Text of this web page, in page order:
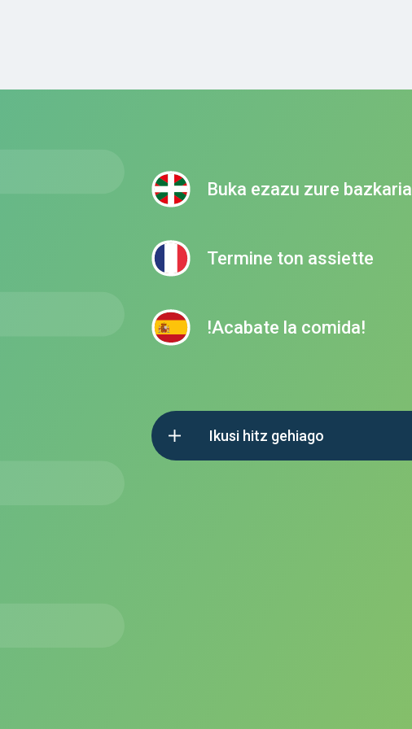
Buka ezazu zure bazkaria
Termine ton assiette
!Acabate la comida!
Ikusi hitz gehiago